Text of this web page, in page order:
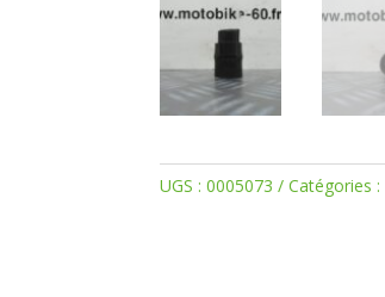
UGS :0005073 Catégories :